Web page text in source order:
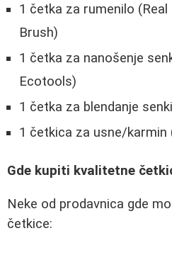
1 četka za rumenilo
Brush)
1 četka za nanošenje
Ecotools)
1 četka za blendanje
1 četkica za usne/karmin
Gde kupiti kvalitetne
Neke od prodavnica gde
četkice: